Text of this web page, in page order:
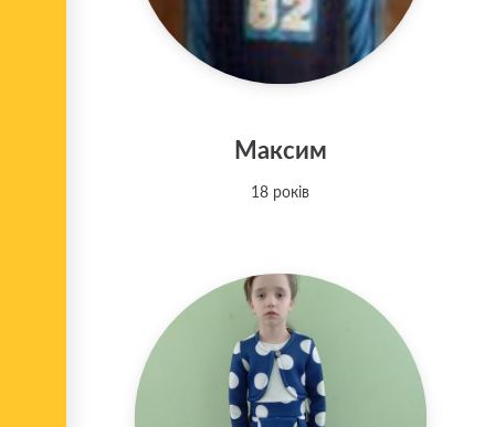
Максим
18 років